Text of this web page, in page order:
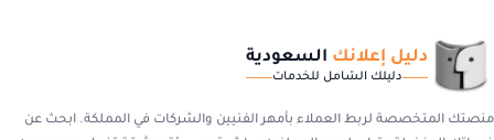
دليل إعلانك السعودية
دليلك الشامل للخدمات
منصتك المتخصصة لربط العملاء بأمهر الفنيين والشركات في المملكة. ابحث عن